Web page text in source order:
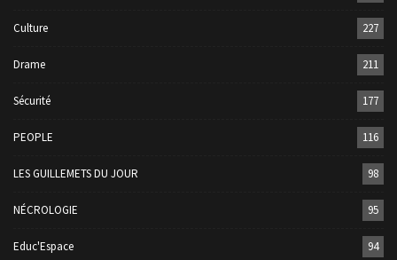
Culture 227
Drame 211
Sécurité 177
PEOPLE 116
LES GUILLEMETS DU JOUR 98
NÉCROLOGIE 95
Educ'Espace 94